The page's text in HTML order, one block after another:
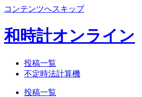
コンテンツへスキップ
和時計オンライン
投稿一覧
不定時法計算機
投稿一覧